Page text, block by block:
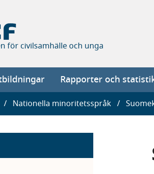
för civilsamhälle och unga
Rapporter och
Nationella minoritetsspråk